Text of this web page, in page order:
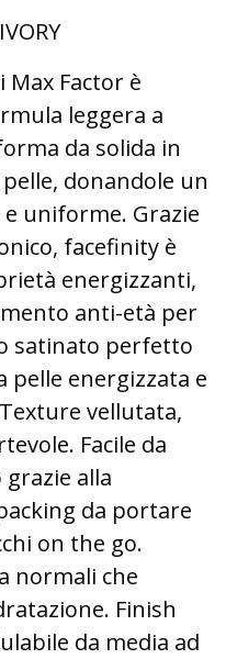
Factor è
leggera a
da solida in
donandole un
uniforme. Grazie
facefinity è
energizzanti,
anti-età per
satinato perfetto
pelle energizzata e
vellutata,
Facile da
alla
da portare
on the go.
normali che
Finish
da media ad